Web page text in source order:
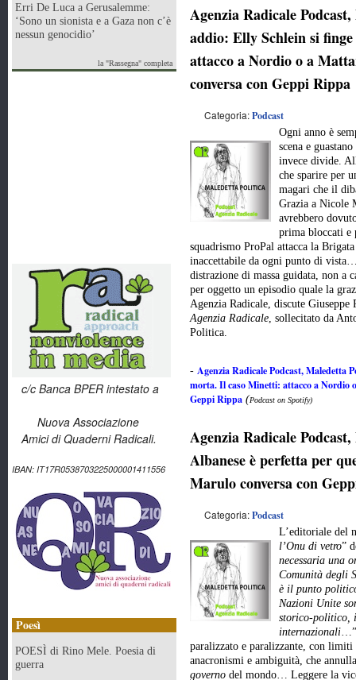
Erri De Luca a Gerusalemme:
‘Sono un sionista e a Gaza non c’è
nessun genocidio’
la "Rassegna" completa
c/c Banca BPER intestato a
Nuova Associazione
Amici di Quaderni Radicali.
IBAN: IT17R0538703225000001411556
Poesì
POESÌ di Rino Mele. Poesia di
guerra
Agenzia Radicale
addio: Elly Schlein si
attacco a Nordio o a
conversa con Geppi Rippa
Categoria:Podcast
Ogni anno è
scena e
invece divide.
che sparire per
magari che il
Grazia a Nicole
avrebbero
prima bloccati e
squadrismo ProPal attacca la
inaccettabile da ogni punto di
distrazione di massa guidata, non a
per oggetto un episodio quale la
Agenzia Radicale, discute
Agenzia Radicale, sollecitato da
Politica.
- Agenzia Radicale Podcast, Maledetta
morta. Il caso Minetti: attacco a Nordio
Geppi Rippa (Podcast on Spotify)
Agenzia Radicale
Albanese è perfetta per
Marulo conversa con
Categoria:Podcast
L’editoriale del
l’Onu di vetro”
necessaria una
Comunità degli
è il punto
Nazioni Unite
storico-politico,
internazionali
paralizzato e paralizzante, con
anacronismi e ambiguità, che
governo del mondo… Leggere la